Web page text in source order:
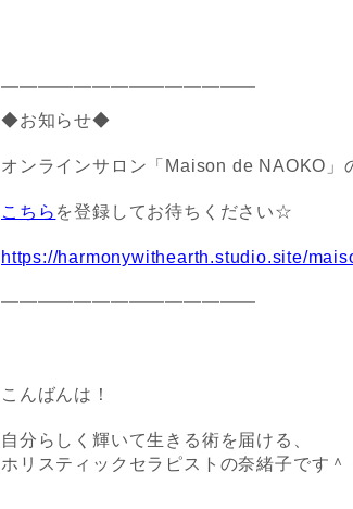
━━━━━━━━━━━━━━
◆お知らせ◆
オンラインサロン「Maison de NAOKO」
こちら を登録してお待ちください☆
https://harmonywithearth.studio.site/
━━━━━━━━━━━━━━
こんばんは！
自分らしく輝いて生きる術を届ける、
ホリスティックセラピストの奈緒子です＾